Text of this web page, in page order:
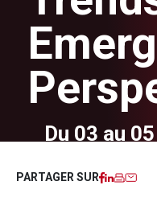
Du 03 au
PARTAGER SUR Facebook
LinkedIn